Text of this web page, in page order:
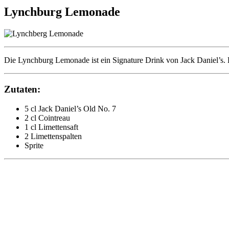
Lynchburg Lemonade
Die Lynchburg Lemonade ist ein Signature Drink von Jack
Zutaten:
5 cl Jack Daniel’s Old No. 7
2 cl Cointreau
1 cl Limettensaft
2 Limettenspalten
Sprite